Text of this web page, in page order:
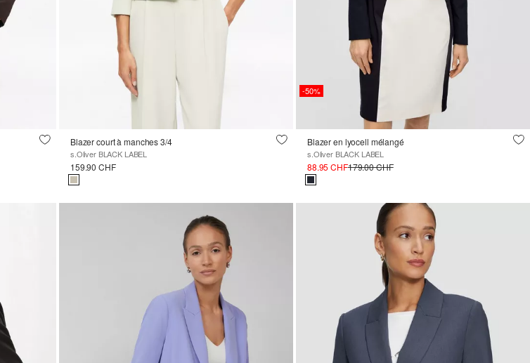
Blazer court à manches 3/4
s.Oliver BLACK LABEL
159.90 CHF
-50%
Blazer en lyocell mélangé
s.Oliver BLACK LABEL
88.95 CHF179.00 CHF